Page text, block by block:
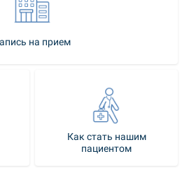
на прием
Как стать нашим
пациентом